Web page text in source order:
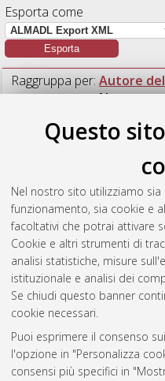
Questo
Nel nostro sito utilizziamo
funzionamento, sia cookie e
facoltativi che potrai attivare
Cookie e altri strumenti di
analisi statistiche, misure
istituzionale e analisi dei
Se chiudi questo banner
cookie necessari.
Puoi esprimere il consenso
l'opzione in "Personalizza
consensi più specifici in
Esporta come
Raggruppa per: Autore
Nessun
Numero di documenti:1
(2019)
[Laurea], Università di
(abilitante alla professione
DM270], Documento ad
Questa lista e' stata
Atom
Rss 1.0